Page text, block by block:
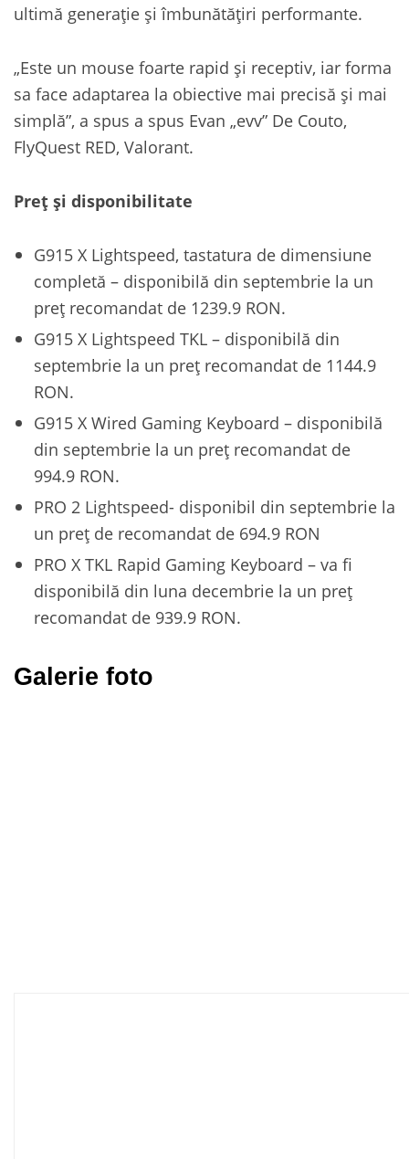
ultimă generație și îmbunătățiri performante.
„Este un mouse foarte rapid și receptiv, iar forma
sa face adaptarea la obiective mai precisă și mai
simplă”, a spus a spus Evan „evv” De Couto,
FlyQuest RED, Valorant.
Preț și disponibilitate
G915 X Lightspeed, tastatura de dimensiune
completă – disponibilă din septembrie la un
preț recomandat de 1239.9 RON.
G915 X Lightspeed TKL – disponibilă din
septembrie la un preț recomandat de 1144.9
RON.
G915 X Wired Gaming Keyboard – disponibilă
din septembrie la un preț recomandat de
994.9 RON.
PRO 2 Lightspeed- disponibil din septembrie la
un preț de recomandat de 694.9 RON
PRO X TKL Rapid Gaming Keyboard – va fi
disponibilă din luna decembrie la un preț
recomandat de 939.9 RON.
Galerie foto